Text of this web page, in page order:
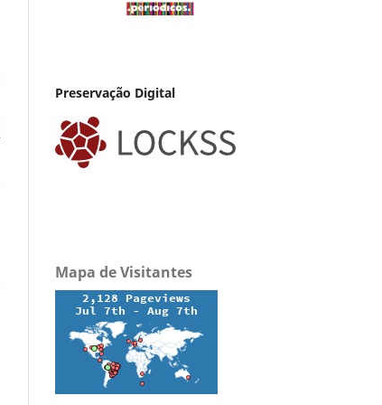
Preservação Digital
Mapa de Visitantes